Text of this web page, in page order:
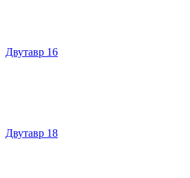
Двутавр 16
Двутавр 18